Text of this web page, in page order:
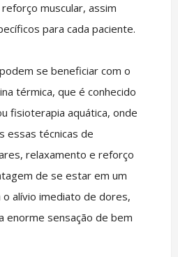
muscular, assim
para cada paciente.
se beneficiar com o
térmica, que é conhecido
fisioterapia aquática, onde
essas técnicas de
relaxamento e reforço
de se estar em um
alívio imediato de dores,
enorme sensação de bem